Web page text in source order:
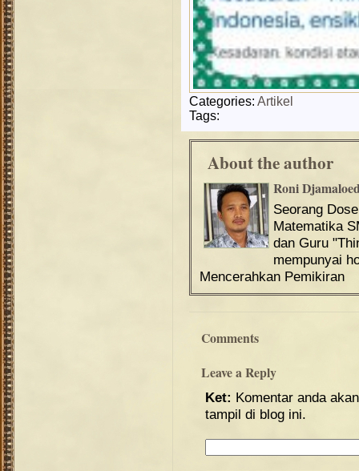
Categories: Artikel
Tags:
About the author
Roni
Seorang
Matematika
dan Guru
mempunyai
Mencerahkan Pemikiran
Comments
Leave a Reply
Ket: Komentar anda
tampil di blog ini.